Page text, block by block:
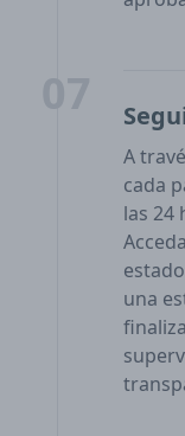
A
cada
las 24
una